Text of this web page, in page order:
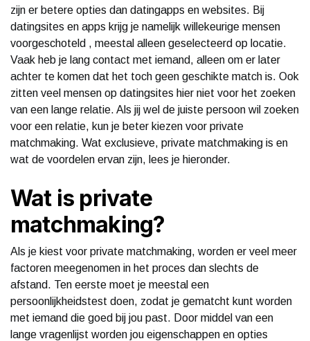
zijn er betere opties dan datingapps en websites. Bij
datingsites en apps krijg je namelijk willekeurige mensen
voorgeschoteld , meestal alleen geselecteerd op locatie.
Vaak heb je lang contact met iemand, alleen om er later
achter te komen dat het toch geen geschikte match is. Ook
zitten veel mensen op datingsites hier niet voor het zoeken
van een lange relatie. Als jij wel de juiste persoon wil zoeken
voor een relatie, kun je beter kiezen voor private
matchmaking. Wat exclusieve, private matchmaking is en
wat de voordelen ervan zijn, lees je hieronder.
Wat is private
matchmaking?
Als je kiest voor private matchmaking, worden er veel meer
factoren meegenomen in het proces dan slechts de
afstand. Ten eerste moet je meestal een
persoonlijkheidstest doen, zodat je gematcht kunt worden
met iemand die goed bij jou past. Door middel van een
lange vragenlijst worden jou eigenschappen en opties